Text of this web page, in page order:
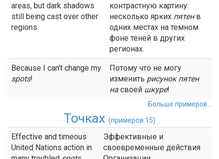
areas, but dark shadows
still being cast over other
regions.
контрастную картину:
несколько ярких пятенв
одних местах на темном
фоне теней в других
регионах.
Because I can't change my
spots!
Потому что не могу
изменить рисунок пятен
на своей шкуре!
Больше примеров...
Точках (примеров 15)
Effective and timeous
United Nations action in
Эффективные и
своевременные действия